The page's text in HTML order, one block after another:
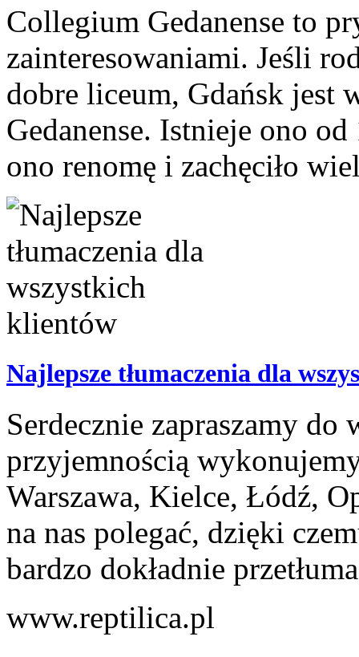
Collegium Gedanense to
zainteresowaniami. Jeśli
dobre liceum, Gdańsk jest
Gedanense. Istnieje ono
ono renomę i zachęciło
Najlepsze tłumaczenia dla
Serdecznie zapraszamy
przyjemnością
Warszawa, Kielce, Łódź,
na nas polegać, dzięki
bardzo dokładnie
www.reptilica.pl